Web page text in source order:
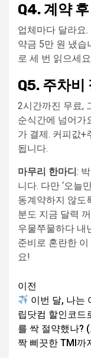
Q4. 계약
업체마다 달라요
약금 5만 원 냈습
로 세 번 읽으세
Q5. 주차비
2시간까진 무료,
순식간에 넘어가
가 결제. 커피값+
됩니다.
마무리 한마디:
니다. 다만 ‘오늘
동계약하지 않도
분도 지금 달력
우물쭈물하다 내
준비로 혼란한
요!
글
내
비
게
이전
이번 달, 나는
립닷컴 할인코드
를 싹 절약했나?
짝 삐끗한 TMI까